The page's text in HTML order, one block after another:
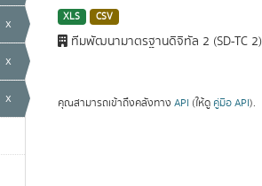
x
x
x
XLS CSV
ทีมพัฒนามาตรฐานดิจิทัล 2 (SD-TC 2)
คุณสามารถเข้าถึงคลังทาง API (ให้ดู คู่มือ API).